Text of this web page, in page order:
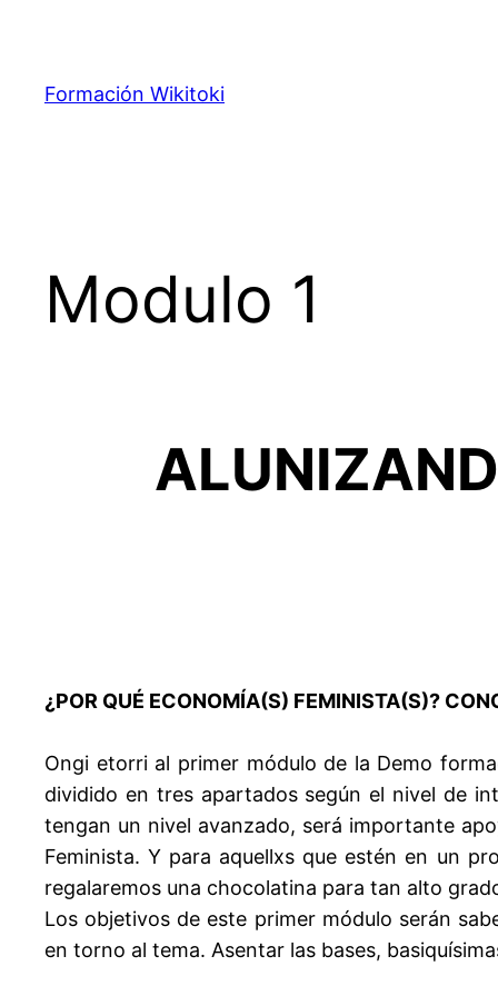
contenido
Formación Wikitoki
Modulo 1
¿POR QUÉ ECONOMÍA(S) FEMINISTA(S)?
Ongi etorri al primer módulo de la Demo
dividido en tres apartados según el nivel de
tengan un nivel avanzado, será importante
Feminista. Y para aquellxs que estén en un
regalaremos una chocolatina para tan alto
Los objetivos de este primer módulo serán
en torno al tema. Asentar las bases,